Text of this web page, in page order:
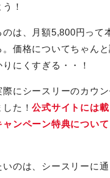
！
は、月額5,800円って
価格についてちゃんと
にくすぎる・・！
際にシースリーのカウ
した！公式サイトには
ャンペーン特典につい
いのは、シースリーに